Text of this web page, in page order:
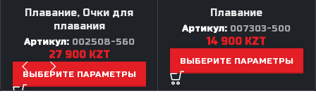
Плавание, Очки для
плавания
Артикул: 002508-560
27 900 KZT
ВЫБЕРИТЕ ПАРАМЕТРЫ
Плавание
Артикул: 007303-500
14 900 KZT
ВЫБЕРИТЕ ПАРАМЕТРЫ